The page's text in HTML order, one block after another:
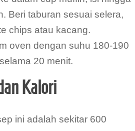
Beri taburan sesuai selera,
chips atau kacang.
oven dengan suhu 180-190
20 menit.
Kalori
ini adalah sekitar 600